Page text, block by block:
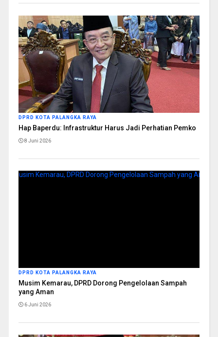
DPRD KOTA PALANGKA RAYA
Hap Baperdu: Infrastruktur Harus Jadi Perhatian Pemko
8 Juni 2026
DPRD KOTA PALANGKA RAYA
Musim Kemarau, DPRD Dorong Pengelolaan Sampah
yang Aman
6 Juni 2026